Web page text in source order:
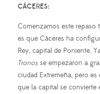
CÁCERES:
Comenzamos este repaso
es que Cáceres ha
Rey, capital de Poniente.
Tronos se empezaron a
ciudad Extremeña, pero es
que la capital se convierte